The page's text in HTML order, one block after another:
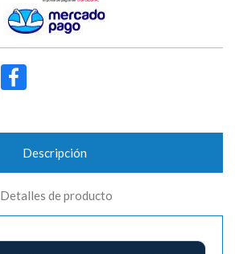
WhatsApp
Descripción
Detalles de producto